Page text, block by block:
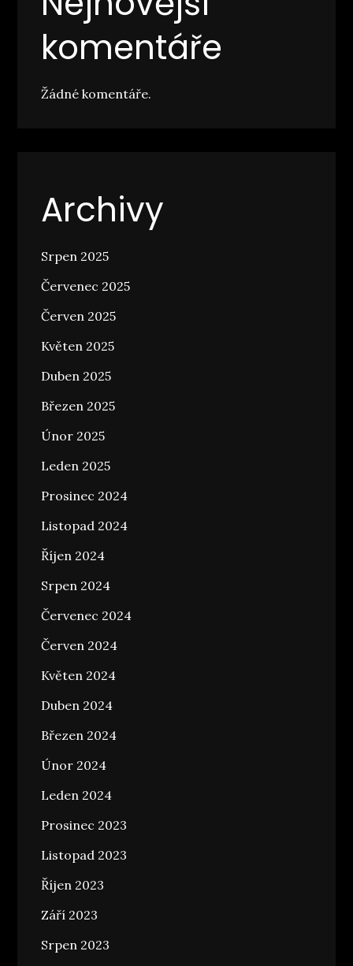
komentáře
Žádné komentáře.
Archivy
Srpen 2025
Červenec 2025
Červen 2025
Květen 2025
Duben 2025
Březen 2025
Únor 2025
Leden 2025
Prosinec 2024
Listopad 2024
Říjen 2024
Srpen 2024
Červenec 2024
Červen 2024
Květen 2024
Duben 2024
Březen 2024
Únor 2024
Leden 2024
Prosinec 2023
Listopad 2023
Říjen 2023
Září 2023
Srpen 2023